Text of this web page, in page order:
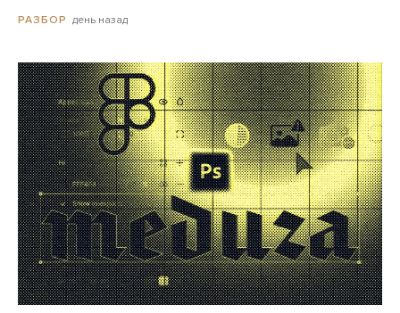
РАЗБОР день назад